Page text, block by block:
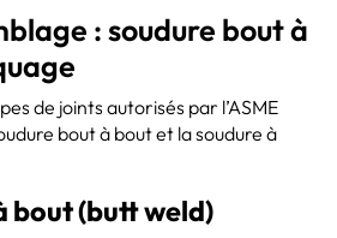
: soudure bout à
de joints autorisés par l’ASME
bout à bout et la soudure à
bout (butt weld)